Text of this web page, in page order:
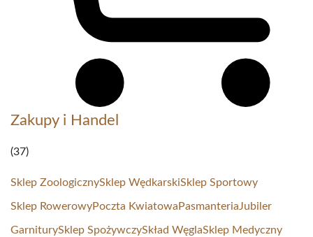
Zakupy i Handel
(37)
Sklep ZoologicznySklep WędkarskiSklep Sportowy
Sklep RowerowyPoczta Kwiatowa PasmanteriaJubiler
GarniturySklep SpożywczySkład WęglaSklep Medyczny